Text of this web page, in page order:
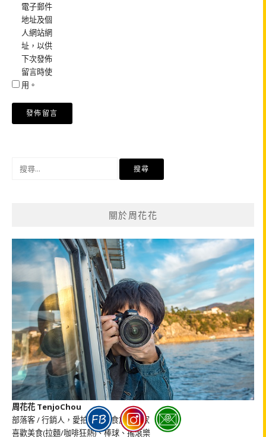
電子郵件
地址及個
人網站網
址，以供
下次發佈
留言時使
用。
關於周花花
周花花 TenjoChou
部落客 / 行銷人，愛拍照的美食旅遊作家
喜歡美食(拉麵/咖啡狂熱)、棒球、搖滾樂